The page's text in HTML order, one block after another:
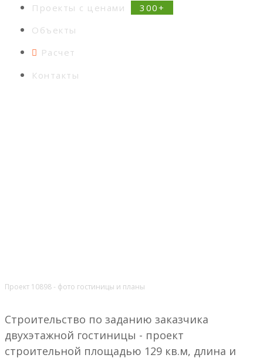
Проекты с ценами
Объекты
Расчет
Контакты
Проект 10898 - фото гостиницы и планы
Строительство по заданию заказчика
двухэтажной гостиницы - проект
строительной площадью 129 кв.м, длина и